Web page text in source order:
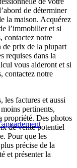
de déterminer
la maison. Acquérez
l’immobilier et si
contactez notre
de prix de la plupart
requises dans la
vous aideront et si
contactez notre
factures et aussi
pertinents,
propriété. Des photos
de vente potentiel
Pour que les
précise de la
et présenter la